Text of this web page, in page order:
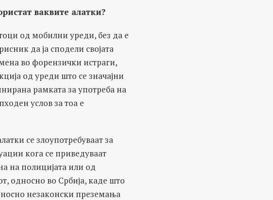
ваквите алатки?
од мобилни уреди, без да е
да ја сподели својата
во форензички истраги,
од уреди што се значајни
рамката за употреба на
услов за тоа е
се злоупотребуваат за
кога се приведуваат
на полицијата или од
односно во Србија, каде што
незаконски преземања